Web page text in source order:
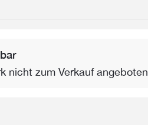
nicht zum Verkauf angeboten